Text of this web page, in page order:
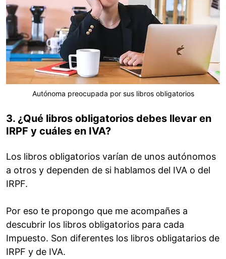
Autónoma preocupada por sus libros obligatorios
3. ¿Qué libros obligatorios debes llevar en
IRPF y cuáles en IVA?
Los libros obligatorios varían de unos autónomos
a otros y dependen de si hablamos del IVA o del
IRPF.
Por eso te propongo que me acompañes a
descubrir los libros obligatorios para cada
Impuesto. Son diferentes los libros obligatarios de
IRPF y de IVA.